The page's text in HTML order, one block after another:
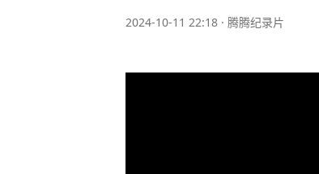
2024-10-11 22:18 · 腾腾纪录片